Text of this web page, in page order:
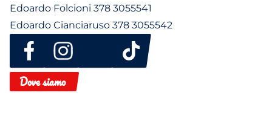
Edoardo Folcioni 378 3055541
Edoardo Cianciaruso 378 3055542
Dove siamo